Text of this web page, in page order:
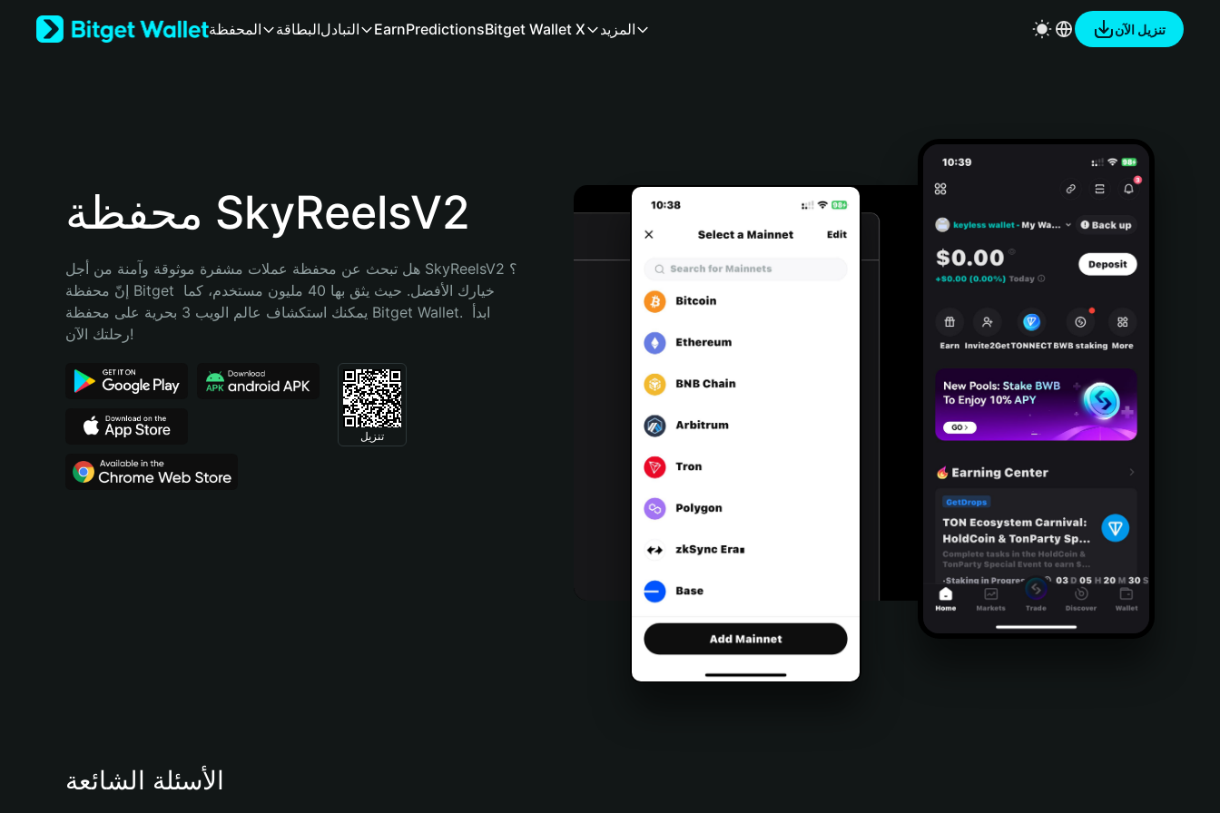
Bahasa Indonesia
Português (Brasil)
المحفظة البطاقةالتبادل EarnPredictionsBitget Wallet X المزيد تنزيل الآن
محفظة SkyReelsV2
هل تبحث عن محفظة عملات مشفرة موثوقة وآمنة من أجل SkyReelsV2؟
إنّ محفظة Bitget خيارك الأفضل. حيث يثق بها 40 مليون مستخدم، كما
يمكنك استكشاف عالم الويب 3 بحرية على محفظة Bitget Wallet. ابدأ
رحلتك الآن!
تنزيل
الأسئلة الشائعة